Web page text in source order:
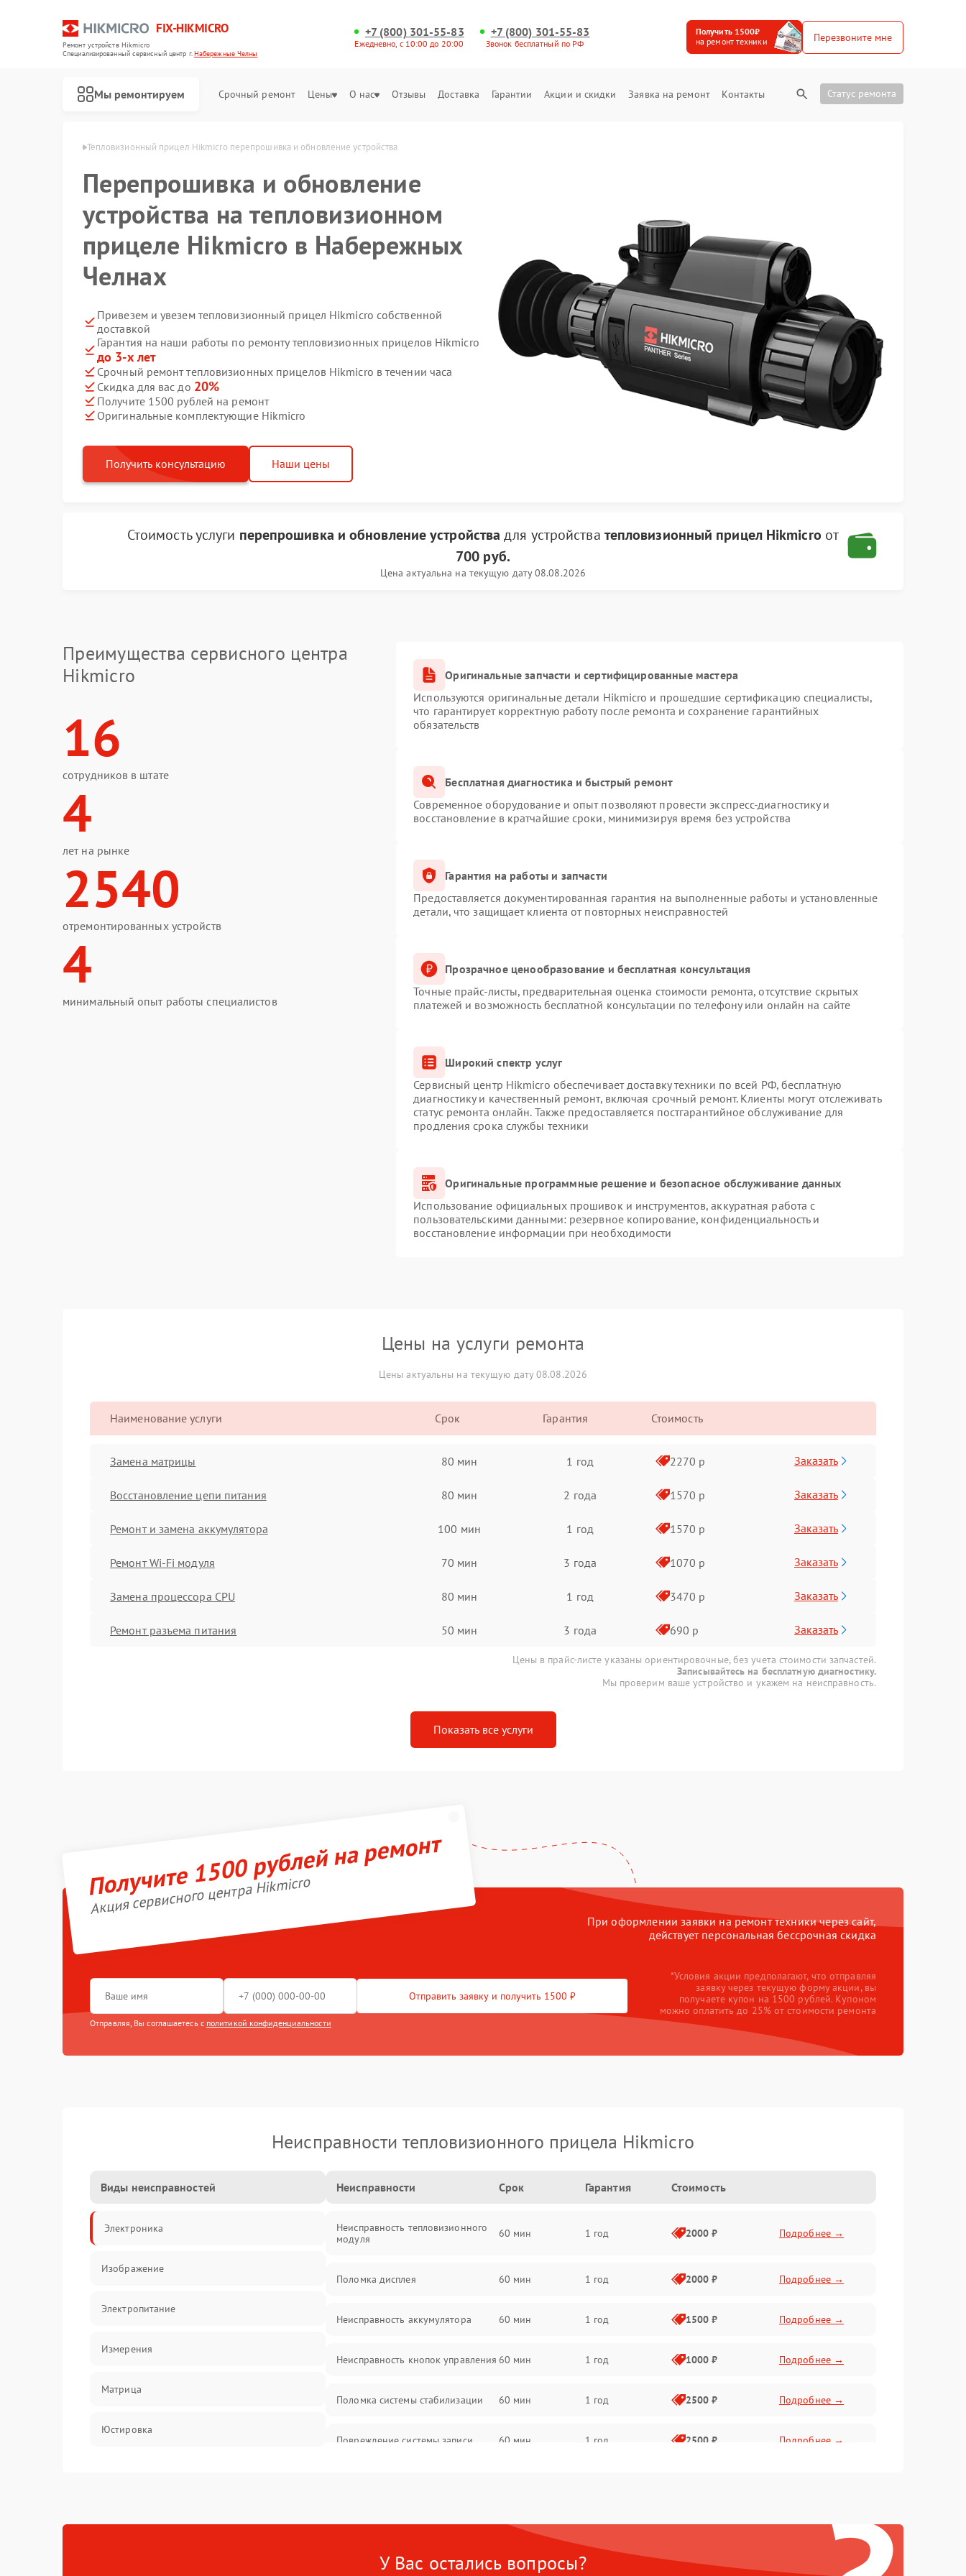
FIX-HIKMICRO
Ремонт устройств Hikmicro
Специализированный cервисный центр г.Набережные Челны
+7 (800) 301-55-83
Ежедневно, с 10:00 до 20:00
+7 (800) 301-55-83
Звонок бесплатный по РФ
Получить 1500₽
на ремонт техники
Перезвоните мне
Мы ремонтируем Срочный ремонт Цены О нас Отзывы Доставка Гарантии Акции и скидки Заявка на ремонт Контакты Статус ремонта
Тепловизионный прицел Hikmicro перепрошивка и обновление устройства
Перепрошивка и обновление
устройства на тепловизионном
прицеле Hikmicro в Набережных
Челнах
Привезем и увезем тепловизионный прицел Hikmicro собственной
доставкой
Гарантия на наши работы по ремонту тепловизионных прицелов Hikmicro
до 3-х лет
Срочный ремонт тепловизионных прицелов Hikmicro в течении часа
Скидка для вас до 20%
Получите 1500 рублей на ремонт
Оригинальные комплектующие Hikmicro
Получить консультацию Наши цены
Стоимость услуги перепрошивка и обновление устройствадля устройства тепловизионный прицел Hikmicro от
700 руб.
Цена актуальна на текущую дату 08.08.2026
Преимущества сервисного центра
Hikmicro
16
сотрудников в штате
4
лет на рынке
2540
отремонтированных устройств
4
минимальный опыт работы специалистов
Оригинальные запчасти и сертифицированные мастера
Используются оригинальные детали Hikmicro и прошедшие сертификацию специалисты,
что гарантирует корректную работу после ремонта и сохранение гарантийных
обязательств
Бесплатная диагностика и быстрый ремонт
Современное оборудование и опыт позволяют провести экспресс-диагностику и
восстановление в кратчайшие сроки, минимизируя время без устройства
Гарантия на работы и запчасти
Предоставляется документированная гарантия на выполненные работы и установленные
детали, что защищает клиента от повторных неисправностей
Прозрачное ценообразование и бесплатная консультация
Точные прайс-листы, предварительная оценка стоимости ремонта, отсутствие скрытых
платежей и возможность бесплатной консультации по телефону или онлайн на сайте
Широкий спектр услуг
Сервисный центр Hikmicro обеспечивает доставку техники по всей РФ, бесплатную
диагностику и качественный ремонт, включая срочный ремонт. Клиенты могут отслеживать
статус ремонта онлайн. Также предоставляется постгарантийное обслуживание для
продления срока службы техники
Оригинальные программные решение и безопасное обслуживание данных
Использование официальных прошивок и инструментов, аккуратная работа с
пользовательскими данными: резервное копирование, конфиденциальность и
восстановление информации при необходимости
Цены на услуги ремонта
Цены актуальны на текущую дату 08.08.2026
Наименование услуги Срок Гарантия Стоимость
Замена матрицы 80 мин 1 год 2270 р Заказать
Восстановление цепи питания 80 мин 2 года 1570 р Заказать
Ремонт и замена аккумулятора 100 мин 1 год 1570 р Заказать
Ремонт Wi-Fi модуля 70 мин 3 года 1070 р Заказать
Замена процессора CPU 80 мин 1 год 3470 р Заказать
Ремонт разъема питания 50 мин 3 года 690 р Заказать
Цены в прайс-листе указаны ориентировочные, без учета стоимости запчастей.
Записывайтесь на бесплатную диагностику.
Мы проверим ваше устройство и укажем на неисправность.
Показать все услуги
Получите 1500 рублей на ремонт
Акция сервисного центра Hikmicro
При оформлении заявки на ремонт техники через сайт,
действует персональная бессрочная скидка
Отправить заявку и получить 1500 ₽
Отправляя, Вы соглашаетесь с политикой конфиденциальности
*Условия акции предполагают, что отправляя
заявку через текущую форму акции, вы
получаете купон на 1500 рублей. Купоном
можно оплатить до 25% от стоимости ремонта
Неисправности тепловизионного прицела Hikmicro
Виды неисправностей
Электроника
Изображение
Электропитание
Измерения
Матрица
Юстировка
Неисправности Срок Гарантия Стоимость
Неисправность тепловизионного
модуля
60 мин 1 год 2000 ₽ Подробнее →
Поломка дисплея 60 мин 1 год 2000 ₽ Подробнее →
Неисправность аккумулятора 60 мин 1 год 1500 ₽ Подробнее →
Неисправность кнопок управления 60 мин 1 год 1000 ₽ Подробнее →
Поломка системы стабилизации 60 мин 1 год 2500 ₽ Подробнее →
Повреждение системы записи 60 мин 1 год 2500 ₽ Подробнее →
Повреждение системы защиты от
перегрузок
60 мин 1 год 1500 ₽
У Вас остались вопросы?